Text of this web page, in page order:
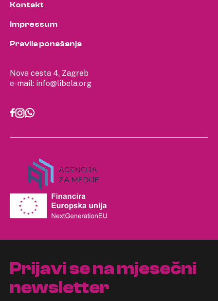
Nova cesta 4, Zagreb
e-mail: info@libela.org
Kontakt
Impressum
Pravila ponašanja
Prijavi se na mjesečni
newsletter